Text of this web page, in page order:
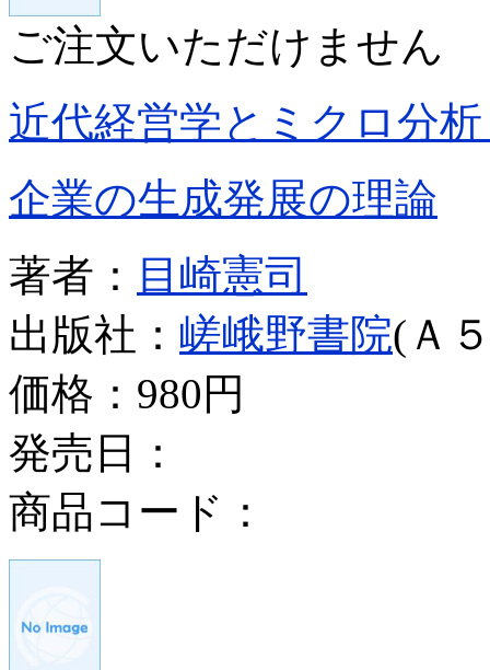
ご注文いただけません
近代経営学とミクロ分
企業の生成発展の理論
著者： 目崎憲司
出版社： 嵯峨野書院(Ａ
価格： 980円
発売日：
商品コード：